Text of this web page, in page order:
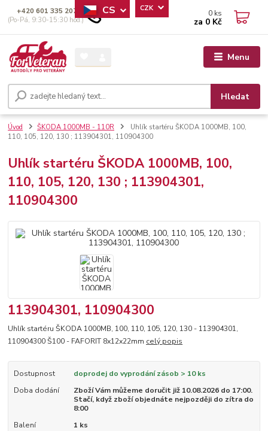
Menu
CS CZK
Hledat
+420 601 335 207
(Po-Pá, 9:30-15:30 hod.)
0 ks
za 0 Kč
Úvod ŠKODA 1000MB - 110R
Uhlík startéru ŠKODA 1000MB, 100,
110, 105, 120, 130 ; 113904301, 110904300
Uhlík startéru ŠKODA 1000MB, 100,
110, 105, 120, 130 ; 113904301,
110904300
113904301, 110904300
Uhlík startéru ŠKODA 1000MB, 100, 110, 105, 120, 130 - 113904301,
110904300 Š100 - FAFORIT 8x12x22mm celý popis
Dostupnost
doprodej do vyprodání zásob > 10 ks
Doba dodání
Zboží Vám můžeme doručit již 10.08.2026 do 17:00.
Stačí, když zboží objednáte nejpozději do zítra do
8:00
Balení
1 ks